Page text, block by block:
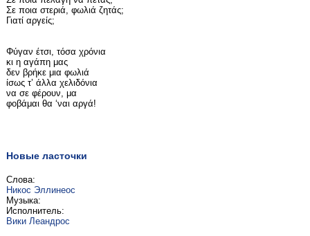
Σε ποια στεριά, φωλιά ζητάς;
Γιατί αργείς;
Φύγαν έτσι, τόσα χρόνια
κι η αγάπη μας
δεν βρήκε μια φωλιά
ίσως τ’ άλλα χελιδόνια
να σε φέρουν, μα
φοβάμαι θα ‘ναι αργά!
Новые ласточки
Слова:
Никос Эллинеос
Музыка:
Исполнитель:
Вики Леандрос